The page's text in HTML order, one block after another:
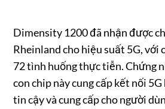
Dimensity 1200 đã nhận được
Rheinland cho hiệu suất 5G, với
72 tình huống thực tiễn. Chứng
con chip này cung cấp kết nối
tin cậy và cung cấp cho người